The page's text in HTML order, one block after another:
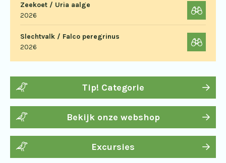
Zeekoet / Uria aalge
2026
Slechtvalk / Falco peregrinus
2026
Tip! Categorie
Bekijk onze webshop
Excursies